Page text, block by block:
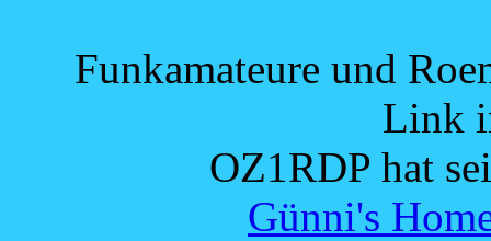
Funkamateure und
Link
OZ1RDP hat
Günni's